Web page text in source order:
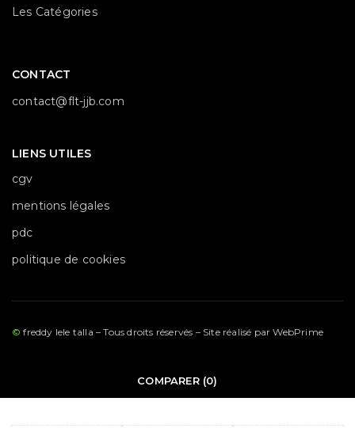
Les Catégories
CONTACT
contact@flt-jjb.com
LIENS UTILES
cgv
mentions légales
pdc
politique de cookies
©freddy lele talla – Tous droits réservés – Site réalisé parWebPrime
COMPARER (0)